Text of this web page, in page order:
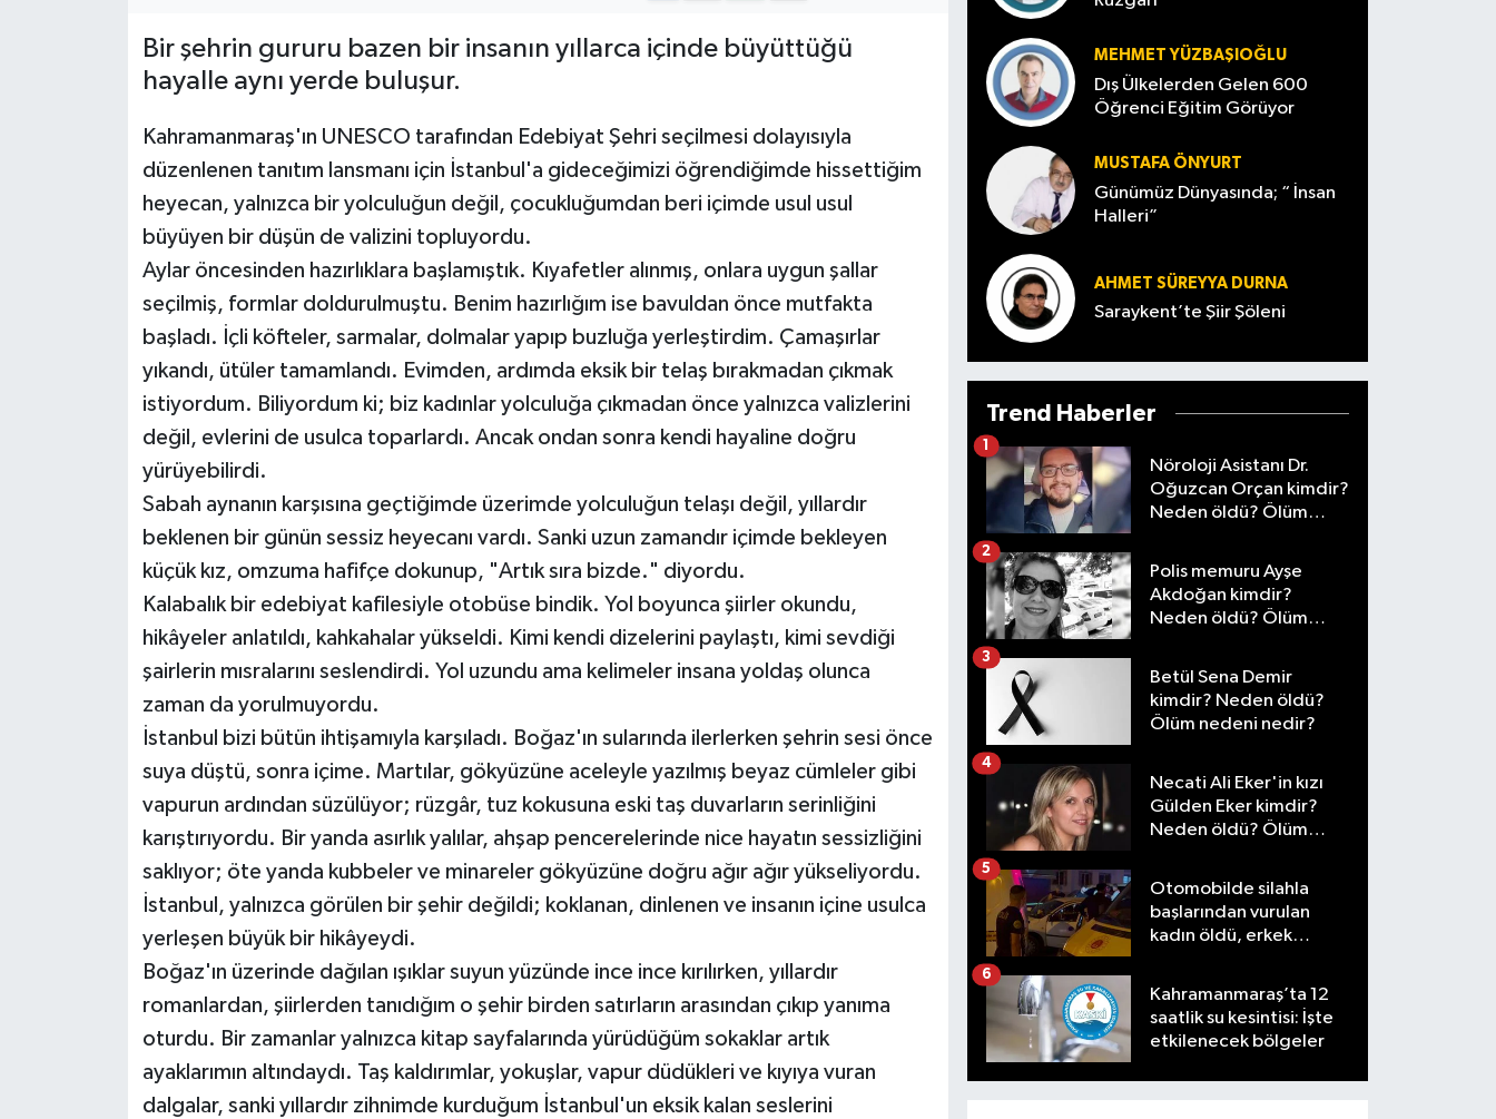
Bir şehrin gururu bazen bir insanın yıllarca içinde büyüttüğü
hayalle aynı yerde buluşur.
Kahramanmaraş'ın UNESCO tarafından Edebiyat Şehri seçilmesi dolayısıyla
düzenlenen tanıtım lansmanı için İstanbul'a gideceğimizi öğrendiğimde hissettiğim
heyecan, yalnızca bir yolculuğun değil, çocukluğumdan beri içimde usul usul
büyüyen bir düşün de valizini topluyordu.
Aylar öncesinden hazırlıklara başlamıştık. Kıyafetler alınmış, onlara uygun şallar
seçilmiş, formlar doldurulmuştu. Benim hazırlığım ise bavuldan önce mutfakta
başladı. İçli köfteler, sarmalar, dolmalar yapıp buzluğa yerleştirdim. Çamaşırlar
yıkandı, ütüler tamamlandı. Evimden, ardımda eksik bir telaş bırakmadan çıkmak
istiyordum. Biliyordum ki; biz kadınlar yolculuğa çıkmadan önce yalnızca valizlerini
değil, evlerini de usulca toparlardı. Ancak ondan sonra kendi hayaline doğru
yürüyebilirdi.
Sabah aynanın karşısına geçtiğimde üzerimde yolculuğun telaşı değil, yıllardır
beklenen bir günün sessiz heyecanı vardı. Sanki uzun zamandır içimde bekleyen
küçük kız, omzuma hafifçe dokunup, "Artık sıra bizde." diyordu.
Kalabalık bir edebiyat kafilesiyle otobüse bindik. Yol boyunca şiirler okundu,
hikâyeler anlatıldı, kahkahalar yükseldi. Kimi kendi dizelerini paylaştı, kimi sevdiği
şairlerin mısralarını seslendirdi. Yol uzundu ama kelimeler insana yoldaş olunca
zaman da yorulmuyordu.
İstanbul bizi bütün ihtişamıyla karşıladı. Boğaz'ın sularında ilerlerken şehrin sesi önce
suya düştü, sonra içime. Martılar, gökyüzüne aceleyle yazılmış beyaz cümleler gibi
vapurun ardından süzülüyor; rüzgâr, tuz kokusuna eski taş duvarların serinliğini
karıştırıyordu. Bir yanda asırlık yalılar, ahşap pencerelerinde nice hayatın sessizliğini
saklıyor; öte yanda kubbeler ve minareler gökyüzüne doğru ağır ağır yükseliyordu.
İstanbul, yalnızca görülen bir şehir değildi; koklanan, dinlenen ve insanın içine usulca
yerleşen büyük bir hikâyeydi.
Boğaz'ın üzerinde dağılan ışıklar suyun yüzünde ince ince kırılırken, yıllardır
romanlardan, şiirlerden tanıdığım o şehir birden satırların arasından çıkıp yanıma
oturdu. Bir zamanlar yalnızca kitap sayfalarında yürüdüğüm sokaklar artık
ayaklarımın altındaydı. Taş kaldırımlar, yokuşlar, vapur düdükleri ve kıyıya vuran
dalgalar, sanki yıllardır zihnimde kurduğum İstanbul'un eksik kalan seslerini
MEHMET YÜZBAŞIOĞLU
Dış Ülkelerden Gelen 600
Öğrenci Eğitim Görüyor
MUSTAFA ÖNYURT
Günümüz Dünyasında; “ İnsan
Halleri”
AHMET SÜREYYA DURNA
Saraykent’te Şiir Şöleni
Trend Haberler
Nöroloji Asistanı Dr.
Oğuzcan Orçan kimdir?
Neden öldü? Ölüm
1
Polis memuru Ayşe
Akdoğan kimdir?
Neden öldü? Ölüm
2
Betül Sena Demir
kimdir? Neden öldü?
Ölüm nedeni nedir?
3
Necati Ali Eker'in kızı
Gülden Eker kimdir?
Neden öldü? Ölüm
4
Otomobilde silahla
başlarından vurulan
kadın öldü, erkek
5
Kahramanmaraş’ta 12
saatlik su kesintisi: İşte
etkilenecek bölgeler
6
Haberde İnsan
Kültür Sanat
Manşet Altı
Manşetler
SürManşet
Teknoloji
KAHRAMANMARAŞ